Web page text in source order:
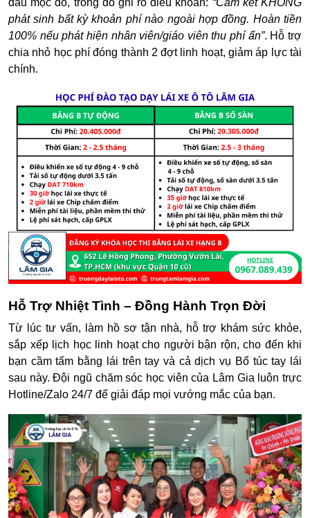
phát sinh bất kỳ khoản phí nào ngoài hợp đồng. Hoàn tiền
100% nếu phát hiện nhân viên/giáo viên thu phí ẩn”. Hỗ trợ
chia nhỏ học phí đóng thành 2 đợt linh hoạt, giảm áp lực tài
chính.
Hỗ Trợ Nhiệt Tình – Đồng Hành Trọn Đời
Từ lúc tư vấn, làm hồ sơ tận nhà, hỗ trợ khám sức khỏe,
sắp xếp lịch học linh hoạt cho người bận rộn, cho đến khi
bạn cầm tấm bằng lái trên tay và cả dịch vụ Bổ túc tay lái
sau này. Đội ngũ chăm sóc học viên của Lâm Gia luôn trực
Hotline/Zalo 24/7 để giải đáp mọi vướng mắc của bạn.